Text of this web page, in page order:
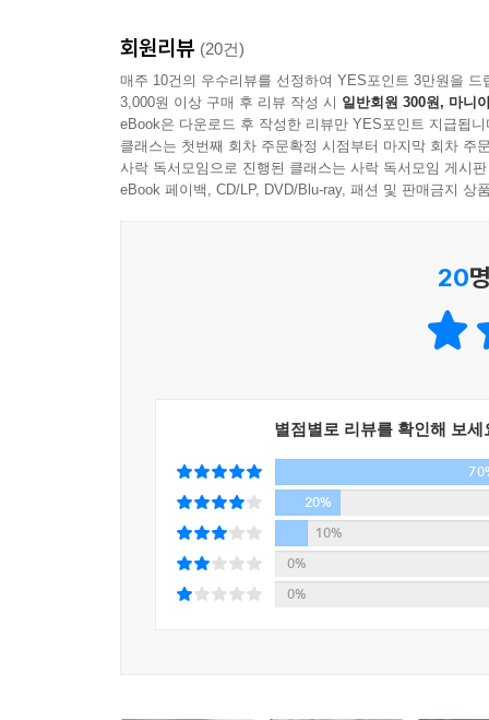
그런데 아무리 여러 번 반복해도 유난히 잘 안 되
하지요. 하지만 ‘어? 이거 안 되네. 포기해야지’
있어요! ‘채민아, 너는 할 수 있어! 노력하면 꼭 될
많아요!
---「마법의 주문으로 해낼 수 있어요」중에서
그동안 몰랐던 새로운 세계가 열릴 수도 있으니
그렇게 하다 보면 결국 원하는 걸 이루는 순간이
게 되었어요. 무엇이든 노력하면 그만큼 보상이
걸어 나가는 인내심과 끈기, 거기에 나만의 색깔
---「소심한 성격 속에서 발견한 적성」중에서
일단 한 번 ‘할 수 있다’는 경험을 하고 나니까 그
고 하면 처음에는 ‘정말 꽃을 피우는 게 가능할까
거라는 확신이 생기게 되는 것처럼요. 이제 남은
무조건 공부만이 길일까요?
아직 꿈을 찾지 못한 10대들에게 ‘나만의 길’을 권
어른들은 무조건 공부하라는 말만을 반복하고
‘꿈’에 대해 생각해볼 시간과 기회가 많지 않다.
의식을 전한다. 키즈돌로서 일찍 사회생활을 시
자신만의 길을 발견하여 시도해볼 수 있도록
처음부터 완벽한 사람은 없어
“시도를 해야 작은 가능성이라도 생기잖아요”
자라나는 아이돌, 클레버TV
“한 번에 성공하지 못할 수도 있지만, 그러면
키즈돌이었던 것은 아니다. 커버댄스팀을 거쳐
회원리뷰 (20건)
매주 10건의 우수리뷰를 선정하여 YES포인트 3만원을 드
3,000원 이상 구매 후 리뷰 작성 시 일반회원 300원, 마니
eBook은 다운로드 후 작성한 리뷰만 YES포인트 지급됩니
클래스는 첫번째 회차 주문확정 시점부터 마지막 회차 주
사락 독서모임으로 진행된 클래스는 사락 독서모임 게시
eBook 페이백, CD/LP, DVD/Blu-ray, 패션 및 판매금지 상
20
별점별로 리뷰를 확인해 보세
20%
10%
0%
0%